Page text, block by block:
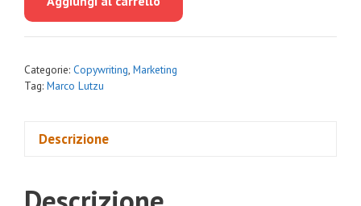
era:
è:
Categorie: Copywriting, Marketing
Tag: Marco Lutzu
Descrizione